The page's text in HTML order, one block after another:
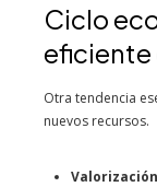
Ciclo
Otra tendencia
nuevos recursos.